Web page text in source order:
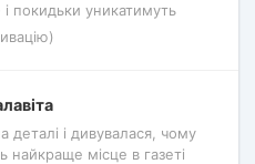
покидьки уникатимуть
деталі і дивувалася, чому
місце в газеті